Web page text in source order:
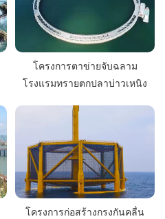
โครงการตาข่ายจับฉลาม
โรงแรมทรายตกปลาบ่าวเหนิง
โครงการก่อสร้างกรงกันคลื่น